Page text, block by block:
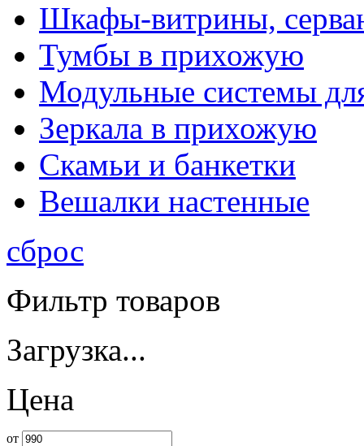
Шкафы-витрины,
Тумбы в прихожую
Модульные системы
Зеркала в прихожую
Скамьи и банкетки
Вешалки настенные
сброс
Фильтр товаров
Загрузка...
Цена
от